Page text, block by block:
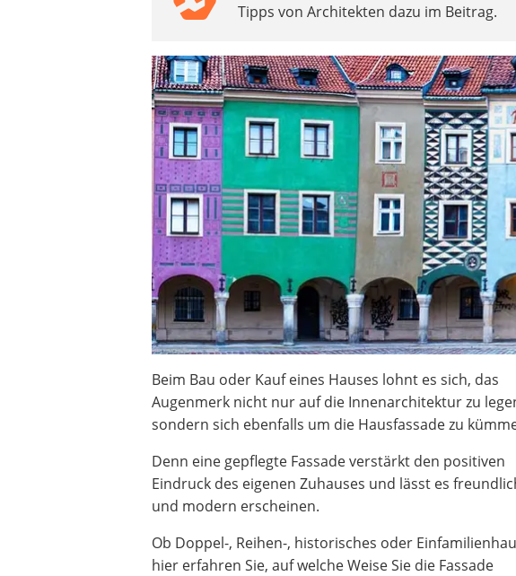
Video-Türsprechanlage
Tipps von Architekten dazu im Beitrag.
Beim Bau oder Kauf eines Hauses lohnt es sich, das
Augenmerk nicht nur auf die Innenarchitektur zu
sondern sich ebenfalls um die Hausfassade zu
Denn eine gepflegte Fassade verstärkt den positiven
Eindruck des eigenen Zuhauses und lässt es
und modern erscheinen.
Ob Doppel-, Reihen-, historisches oder
hier erfahren Sie, auf welche Weise Sie die Fassade